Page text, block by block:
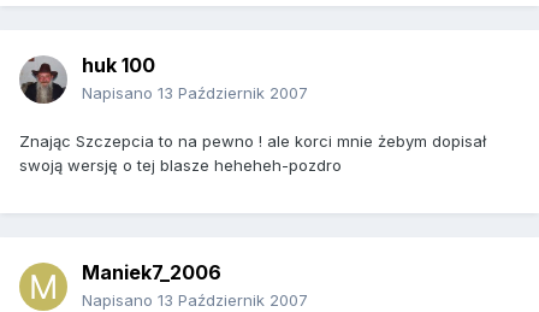
huk 100
Napisano 13 Październik 2007
Znając Szczepcia to na pewno ! ale korci mnie żebym dopisał
swoją wersję o tej blasze heheheh-pozdro
Maniek7_2006
Napisano 13 Październik 2007